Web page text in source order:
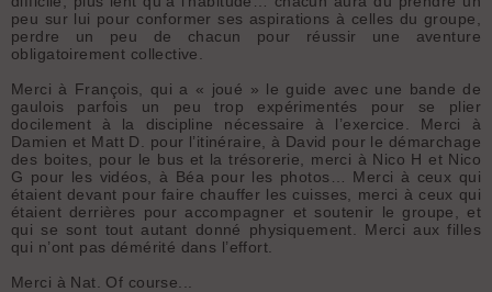
peu sur lui pour conformer ses aspirations à celles du groupe,
perdre un peu de chacun pour réussir une aventure
obligatoirement collective.
Merci à François, qui a « joué » le guide avec une bande de
gaulois parfois un peu trop expérimentés pour se plier
docilement à la discipline nécessaire à l’exercice. Merci à
Damien et Matt D. pour l’itinéraire, à David pour le démarchage
des boites, pour le bus et la trésorerie, merci à Nico H et Nico
G pour les vidéos, à Béa pour les photos… Merci à ceux qui
étaient devant pour faire chauffer les cuisses, merci à ceux qui
étaient derrières pour accompagner et soutenir le groupe, et
qui se sont tout autant donné physiquement. Merci aux filles
qui n’ont pas démérité dans l’effort.
Merci à Nat. Of course...